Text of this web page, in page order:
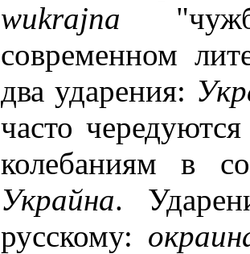
wukrajna
современном
два ударения:
часто
колебаниям в
Украйна.
русскому: